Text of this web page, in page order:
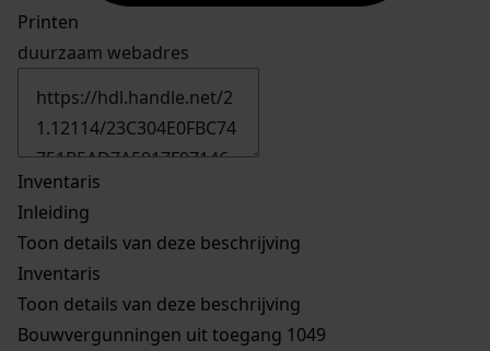
Printen
duurzaam webadres
Inventaris
Inleiding
Toon details van deze beschrijving
Inventaris
Toon details van deze beschrijving
Bouwvergunningen uit toegang 1049